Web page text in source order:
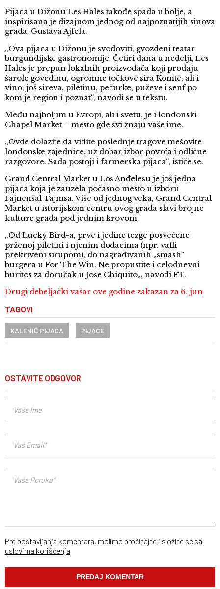
Pijaca u Dižonu Les Hales takođe spada u bolje, a
inspirisana je dizajnom jednog od najpoznatijih sinova
grada, Gustava Ajfela.
„Ova pijaca u Dižonu je svodoviti, gvozdeni teatar
burgundijske gastronomije. Četiri dana u nedelji, Les
Hales je prepun lokalnih proizvođača koji prodaju
šarole govedinu, ogromne točkove sira Komte, ali i
vino, još sireva, piletinu, pečurke, puževe i senf po
kom je region i poznat“, navodi se u tekstu.
Među najboljim u Evropi, ali i svetu, je i londonski
Chapel Market – mesto gde svi znaju vaše ime.
„Ovde dolazite da vidite poslednje tragove mešovite
londonske zajednice, uz dobar izbor povrća i odlične
razgovore. Sada postoji i farmerska pijaca“, ističe se.
Grand Central Market u Los Anđelesu je još jedna
pijaca koja je zauzela počasno mesto u izboru
Fajnenšal Tajmsa. Više od jednog veka, Grand Central
Market u istorijskom centru ovog grada slavi brojne
kulture grada pod jednim krovom.
„Od Lucky Bird-a, prve i jedine tezge posvećene
prženoj piletini i njenim dodacima (npr. vafli
prekriveni sirupom), do nagrađivanih „smash“
burgera u For The Win. Ne propustite i celodnevni
buritos za doručak u Jose Chiquito„, navodi FT.
Drugi debeljački vašar ove godine zakazan za 6. jun
TAGOVI
KALENIĆ PIJACA PIJACE
OSTAVITE ODGOVOR
Pre postavljanja komentara, molimo pročitajte i složite se sa
uslovima korišćenja